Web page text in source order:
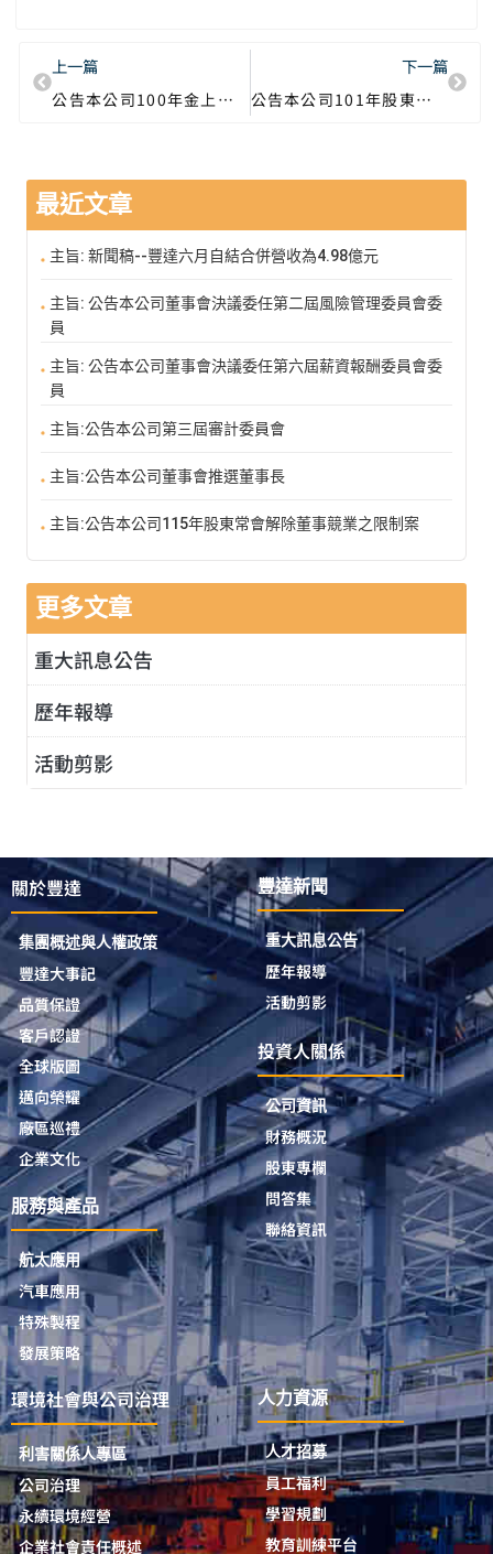
上一篇
公告本公司100年金上更(一)字第1號民事裁判事宜
下一篇
公告本公司101年股東會重要決議事項
最近文章
主旨: 新聞稿--豐達六月自結合併營收為4.98億元
主旨: 公告本公司董事會決議委任第二屆風險管理委員會委
員
主旨: 公告本公司董事會決議委任第六屆薪資報酬委員會委
員
主旨:公告本公司第三屆審計委員會
主旨:公告本公司董事會推選董事長
主旨:公告本公司115年股東常會解除董事競業之限制案
更多文章
重大訊息公告
歷年報導
活動剪影
關於豐達
集團概述與人權政策
豐達大事記
品質保證
客戶認證
全球版圖
邁向榮耀
廠區巡禮
企業文化
服務與產品
航太應用
汽車應用
特殊製程
發展策略
豐達新聞
重大訊息公告
歷年報導
活動剪影
投資人關係
公司資訊
財務概況
股東專欄
問答集
聯絡資訊
環境社會與公司治理
利害關係人專區
公司治理
永續環境經營
企業社會責任概述
人力資源
人才招募
員工福利
學習規劃
教育訓練平台